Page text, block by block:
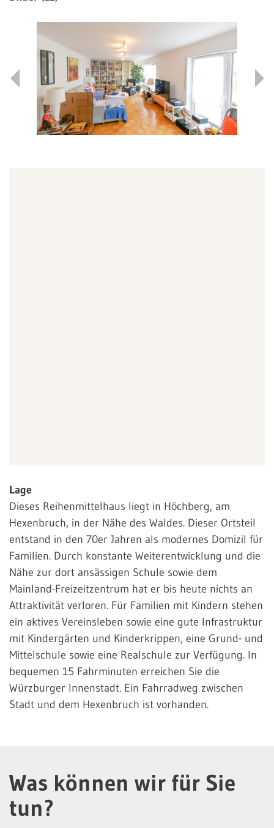
Lage
Dieses Reihenmittelhaus liegt in Höchberg, am
Hexenbruch, in der Nähe des Waldes. Dieser Ortsteil
entstand in den 70er Jahren als modernes Domizil für
Familien. Durch konstante Weiterentwicklung und die
Nähe zur dort ansässigen Schule sowie dem
Mainland-Freizeitzentrum hat er bis heute nichts an
Attraktivität verloren. Für Familien mit Kindern stehen
ein aktives Vereinsleben sowie eine gute Infrastruktur
mit Kindergärten und Kinderkrippen, eine Grund- und
Mittelschule sowie eine Realschule zur Verfügung. In
bequemen 15 Fahrminuten erreichen Sie die
Würzburger Innenstadt. Ein Fahrradweg zwischen
Stadt und dem Hexenbruch ist vorhanden.
Was können wir für Sie
tun?